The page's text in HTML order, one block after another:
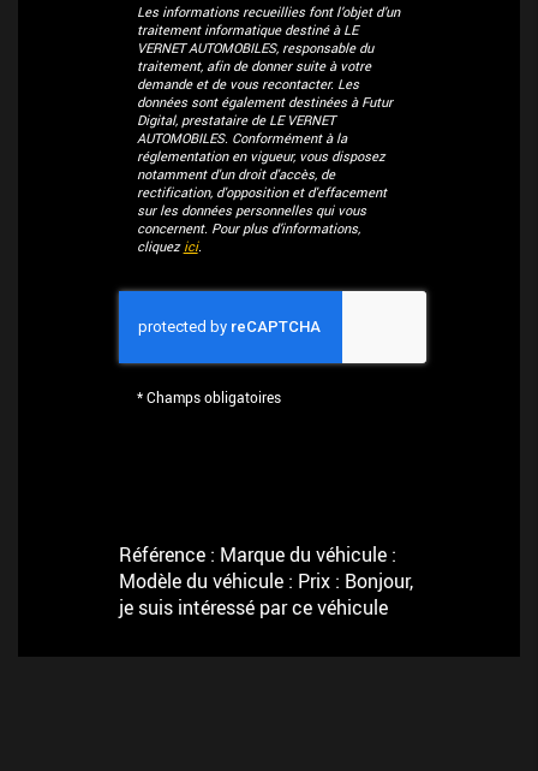
Les informations recueillies font l’objet d’un
traitement informatique destiné àLE
VERNET AUTOMOBILES, responsable du
traitement, afin de donner suite à votre
demande et de vous recontacter. Les
données sont également destinées à Futur
Digital, prestataire de LE VERNET
AUTOMOBILES. Conformément à la
réglementation en vigueur, vous disposez
notamment d'un droit d'accès, de
rectification, d'opposition et d'effacement
sur les données personnelles qui vous
concernent. Pour plus d’informations,
cliquez ici.
*Champs obligatoires
Référence : Marque du véhicule :
Modèle du véhicule : Prix : Bonjour,
je suis intéressé par ce véhicule